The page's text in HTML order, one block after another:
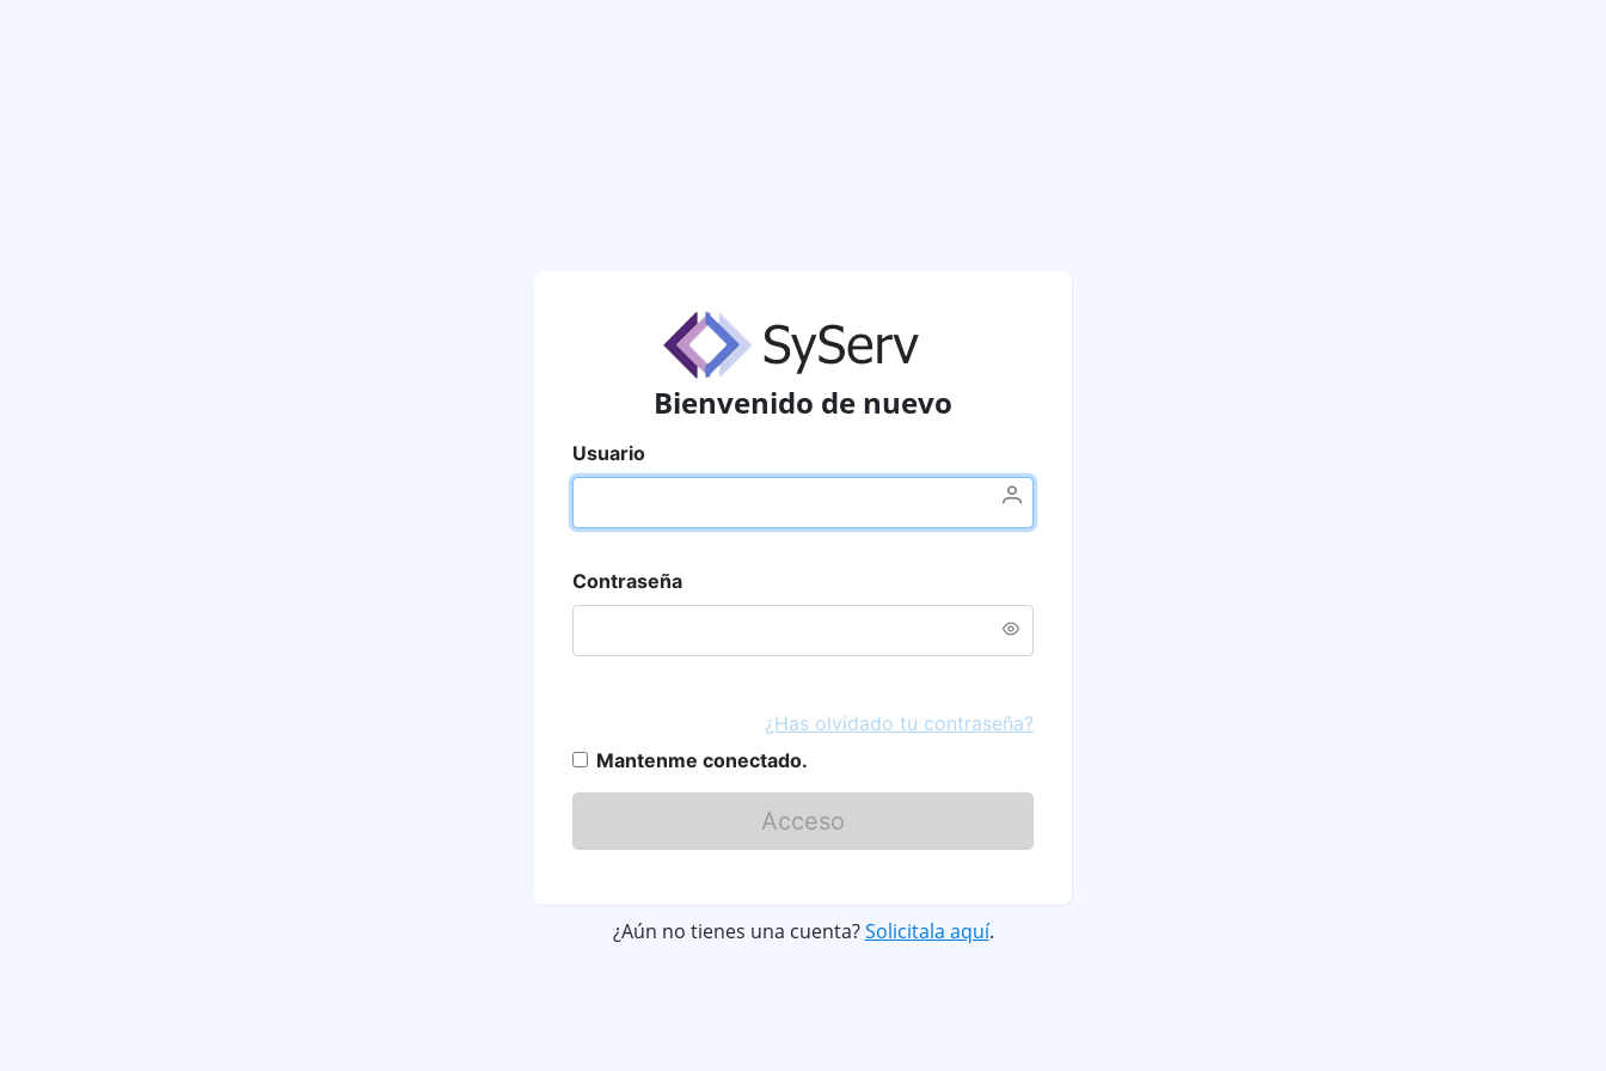
Bienvenido de nuevo
Usuario
Contraseña
¿Has olvidado tu contraseña?
Mantenme conectado.
Acceso
¿Aún no tienes una cuenta?Solicitala aquí.